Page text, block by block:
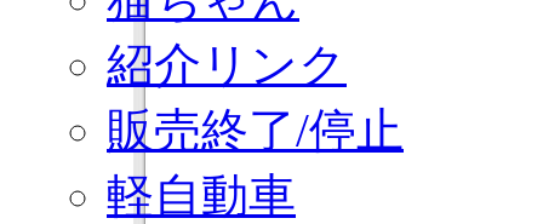
紹介リンク
販売終了/停止
軽自動車